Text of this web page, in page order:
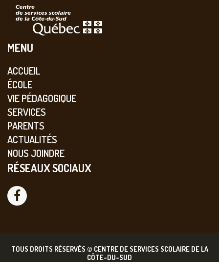
MENU
ACCUEIL
ÉCOLE
VIE PÉDAGOGIQUE
SERVICES
PARENTS
ACTUALITÉS
NOUS JOINDRE
RÉSEAUX SOCIAUX
TOUS DROITS RÉSERVÉS © CENTRE DE SERVICES SCOLAIRE DE LA
CÔTE-DU-SUD